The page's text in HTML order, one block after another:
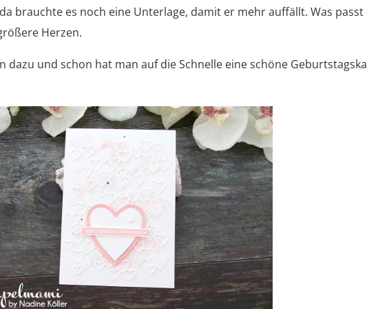
brauchte es noch eine Unterlage, damit er mehr auffällt. Was passt
Herzen.
dazu und schon hat man auf die Schnelle eine schöne